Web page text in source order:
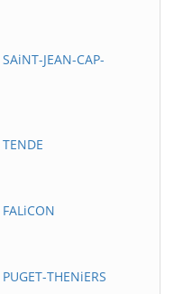
JEAN-CAP-
THENiERS